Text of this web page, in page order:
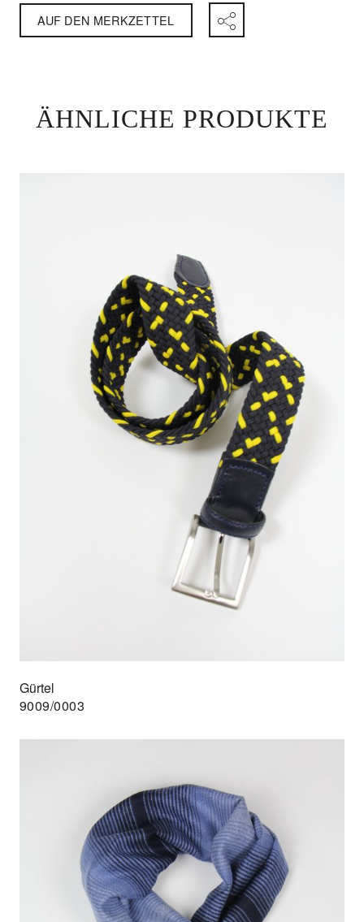
AUF DEN MERKZETTEL
ÄHNLICHE PRODUKTE
Gürtel
9009/0003